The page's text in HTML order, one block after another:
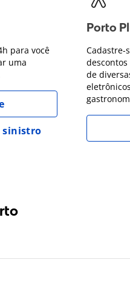
para você
uma
sinistro
Porto
Cadastre-
de